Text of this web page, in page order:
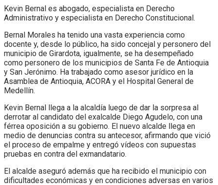
Kevin Bernal es abogado, especialista en Derecho
Administrativo y especialista en Derecho Constitucional.
Bernal Morales ha tenido una vasta experiencia como
docente y, desde lo público, ha sido concejal y personero del
municipio de Girardota, igualmente, se ha desempeñado
como personero de los municipios de Santa Fe de Antioquia
y San Jerónimo. Ha trabajado como asesor jurídico en la
Asamblea de Antioquia, ACORA y el Hospital General de
Medellín.
Kevin Bernal llega a la alcaldía luego de dar la sorpresa al
derrotar al candidato del exalcalde Diego Agudelo, con una
férrea oposición a su gobierno. El nuevo alcalde llega en
medio de denuncias contra su antecesor, afirmando que vició
el proceso de empalme y entregó vídeos con supuestas
pruebas en contra del exmandatario.
El alcalde aseguró además que ha recibido el municipio con
dificultades económicas y en condiciones adversas en varios